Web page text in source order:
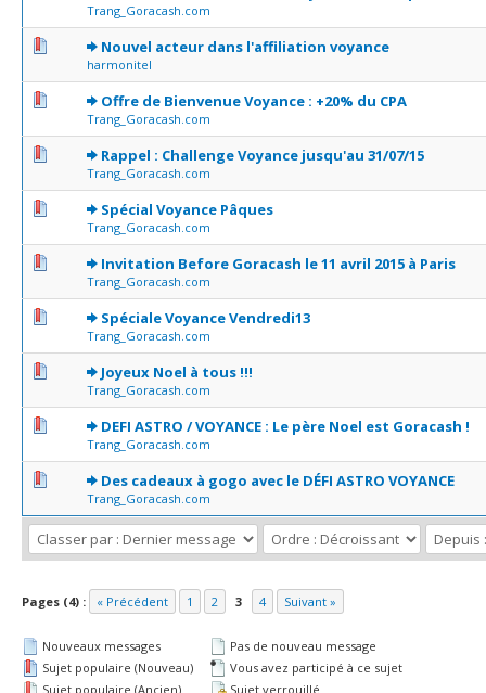
Trang_Goracash.com
Nouvel acteur dans l'affiliation voyance
harmonitel
0 Votes - 0 sur 5 en moyenne
12345
Offre de Bienvenue Voyance : +20% du CPA
Trang_Goracash.com
0 Votes - 0 sur 5 en moyenne
12345
Rappel : Challenge Voyance jusqu'au 31/07/15
Trang_Goracash.com
0 Votes - 0 sur 5 en moyenne
12345
Spécial Voyance Pâques
Trang_Goracash.com
0 Votes - 0 sur 5 en moyenne
12345
Invitation Before Goracash le 11 avril 2015 à Paris
Trang_Goracash.com
0 Votes - 0 sur 5 en moyenne
12 345
Spéciale Voyance Vendredi13
Trang_Goracash.com
0 Votes - 0 sur 5 en moyenne
12345
Joyeux Noel à tous !!!
Trang_Goracash.com
0 Votes - 0 sur 5 en moyenne
123 45
DEFI ASTRO / VOYANCE : Le père Noel est Goracash !
Trang_Goracash.com
0 Votes - 0 sur 5 en moyenne
123 45
Des cadeaux à gogo avec le DÉFI ASTRO VOYANCE
Trang_Goracash.com
0 Votes - 0 sur 5 en moyenne
1234 5
Pages (4) : « Précédent 1 2 3 4 Suivant »
Nouveaux messages
Sujet populaire (Nouveau)
Sujet populaire (Ancien)
Pas de nouveau message
Vous avez participé à ce sujet
Sujet verrouillé